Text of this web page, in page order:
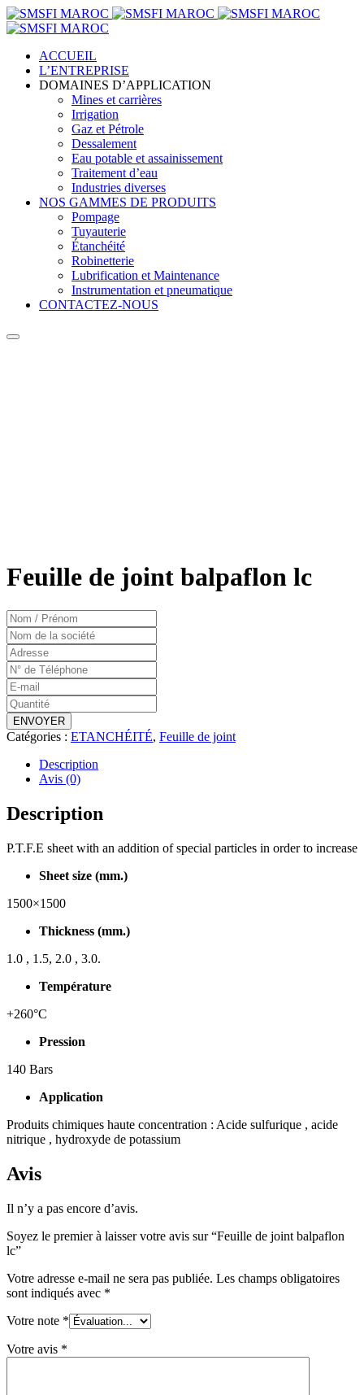
ACCUEIL
L’ENTREPRISE
DOMAINES D’APPLICATION
Mines et carrières
Irrigation
Gaz et Pétrole
Dessalement
Eau potable et assainissement
Traitement d’eau
Industries diverses
NOS GAMMES DE PRODUITS
Pompage
Tuyauterie
Étanchéité
Robinetterie
Lubrification et Maintenance
Instrumentation et pneumatique
CONTACTEZ-NOUS
Feuille de joint balpaflon lc
ENVOYER
Catégories : ETANCHÉITÉ, Feuille de joint
Description
Avis (0)
Description
P.T.F.E sheet with an addition of special particles in order to increase
Sheet size (mm.)
1500×1500
Thickness (mm.)
1.0 , 1.5, 2.0 , 3.0.
Température
+260°C
Pression
140 Bars
Application
Produits chimiques haute concentration : Acide sulfurique , acide
nitrique , hydroxyde de potassium
Avis
Il n’y a pas encore d’avis.
Soyez le premier à laisser votre avis sur “Feuille de joint balpaflon
lc”
Votre adresse e-mail ne sera pas publiée. Les champs obligatoires
sont indiqués avec *
Votre note *
Votre avis *